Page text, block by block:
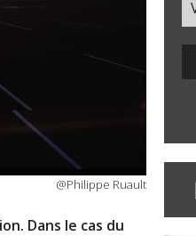
@Philippe Ruault
Dans le cas du